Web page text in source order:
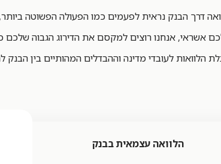
דרך הבנק נראית לפעמים כמו הפעולה הפשוטה
אשראי, אנחנו רוצים למקסם את הדירוג הגבוה שלכם
הלוואות לעובדי מדינה וההבדלים המהותיים בין הבנק
הלוואה עצמאית בבנק